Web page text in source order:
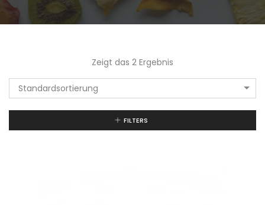
Zeigt das 2 Ergebnis
Standardsortierung
FILTERS